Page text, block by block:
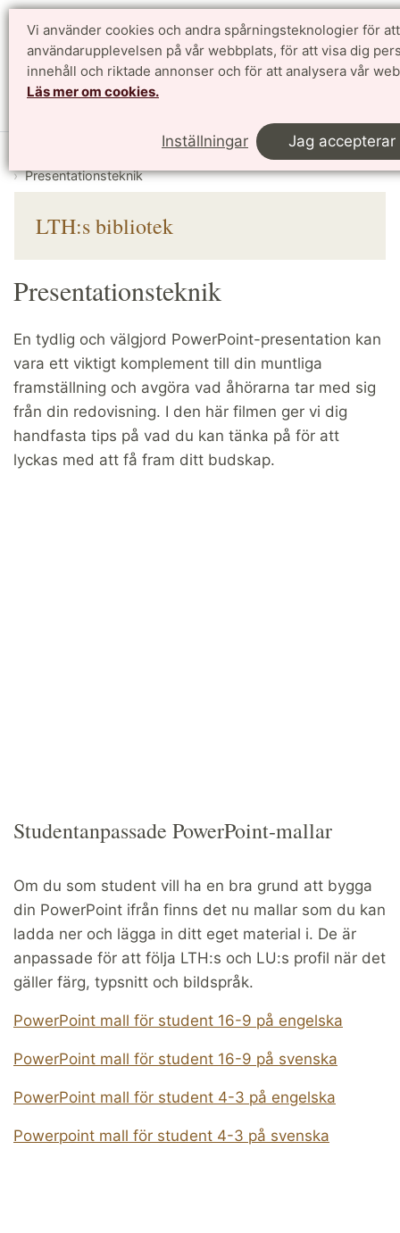
Vi använder cookies och andra spårningsteknologier för
användarupplevelsen på vår webbplats, för att visa dig
innehåll och riktade annonser och för att analysera vår
Läs mer om cookies.
Inställningar Jag accepterar
Sök English
Skriva & presentera
Presentationsteknik
LTH:s bibliotek
Presentationsteknik
En tydlig och välgjord PowerPoint-presentation kan
vara ett viktigt komplement till din muntliga
framställning och avgöra vad åhörarna tar med sig
från din redovisning. I den här filmen ger vi dig
handfasta tips på vad du kan tänka på för att
lyckas med att få fram ditt budskap.
Studentanpassade PowerPoint-mallar
Om du som student vill ha en bra grund att bygga
din PowerPoint ifrån finns det nu mallar som du kan
ladda ner och lägga in ditt eget material i. De är
anpassade för att följa LTH:s och LU:s profil när det
gäller färg, typsnitt och bildspråk.
PowerPoint mall för student 16-9 på engelska
PowerPoint mall för student 16-9 på svenska
PowerPoint mall för student 4-3 på engelska
Powerpoint mall för student 4-3 på svenska